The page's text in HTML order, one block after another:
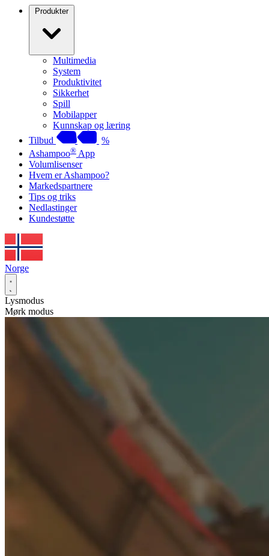
Produkter
Multimedia
System
Produktivitet
Sikkerhet
Spill
Mobilapper
Kunnskap og læring
Tilbud
%
Ashampoo® App
Volumlisenser
Hvem er Ashampoo?
Markedspartnere
Tips og triks
Nedlastinger
Kundestøtte
Norge
Lysmodus
Mørk modus